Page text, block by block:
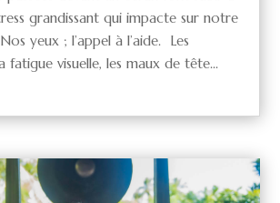
grandissant qui impacte sur notre
yeux ; l’appel à l’aide. Les
fatigue visuelle, les maux de tête...